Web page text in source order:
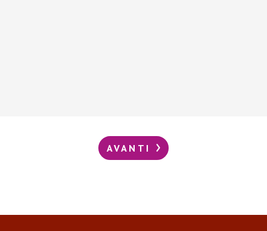
AVANTI